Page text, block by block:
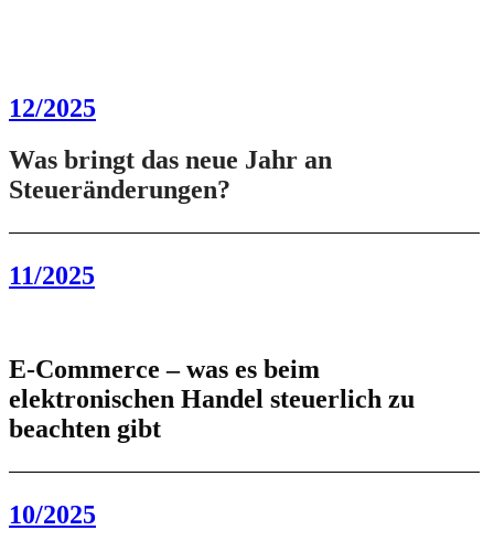
12/2025
Was bringt das neue Jahr an
Steueränderungen?
11/2025
E-Commerce – was es beim
elektronischen Handel steuerlich zu
beachten gibt
10/2025